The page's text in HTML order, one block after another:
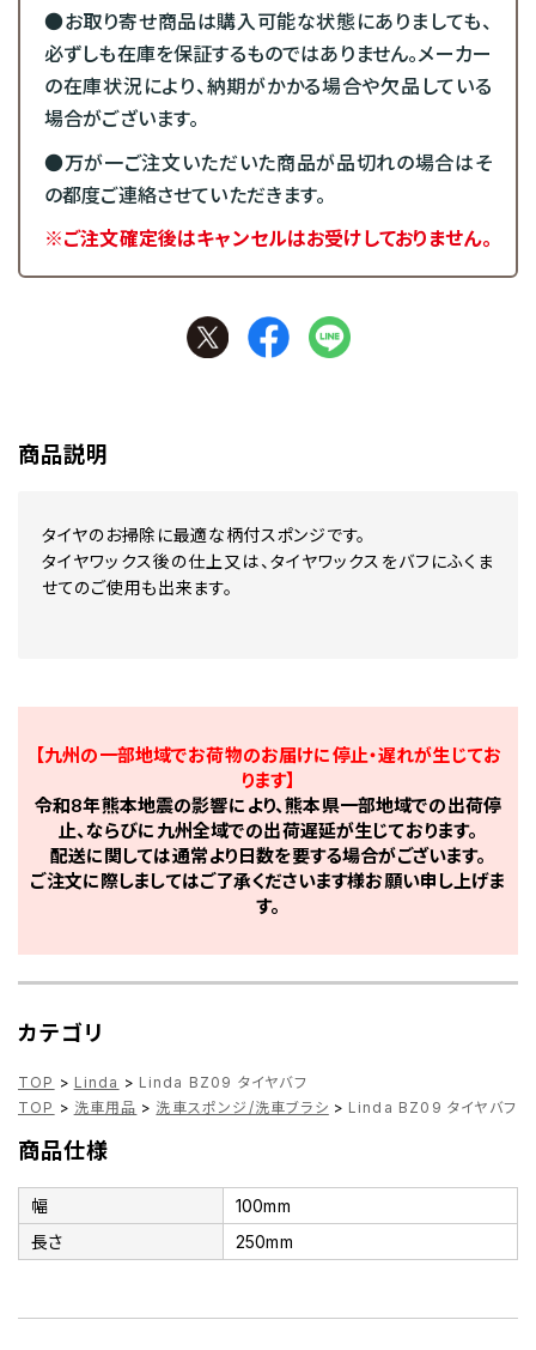
●お取り寄せ商品は購入可能な状態にありましても、
必ずしも在庫を保証するものではありません。メーカー
の在庫状況により、納期がかかる場合や欠品している
場合がございます。
●万が一ご注文いただいた商品が品切れの場合はそ
の都度ご連絡させていただきます。
※ご注文確定後はキャンセルはお受けしておりません。
商品説明
タイヤのお掃除に最適な柄付スポンジです。
タイヤワックス後の仕上又は、タイヤワックスをバフにふくま
せてのご使用も出来ます。
【九州の一部地域でお荷物のお届けに停止・遅れが生じてお
ります】
令和8年熊本地震の影響により、熊本県一部地域での出荷停
止、ならびに九州全域での出荷遅延が生じております。
配送に関しては通常より日数を要する場合がございます。
ご注文に際しましてはご了承くださいます様お願い申し上げま
す。
カテゴリ
TOP > Linda > Linda BZ09 タイヤバフ
TOP > 洗車用品 > 洗車スポンジ/洗車ブラシ > Linda BZ09 タイヤバフ
商品仕様
幅
100mm
長さ
250mm